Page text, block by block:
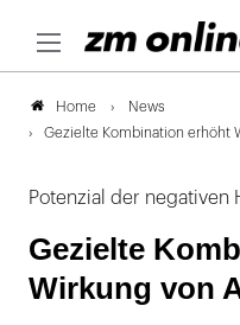
Home
News
Gezielte Kombination erhöht
Potenzial der negativen
Gezielte
Wirkung von